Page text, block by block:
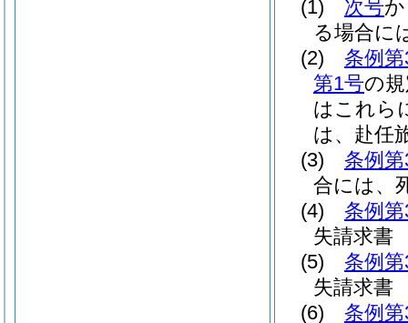
(1)
次号
る場合に
(2)
条例
第1号の
はこれら
は、赴任
(3)
条例
合には、
(4)
条例
失請求書
(5)
条例
失請求書
(6)
条例